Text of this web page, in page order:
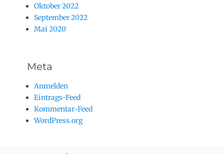
Oktober 2022
September 2022
Mai 2020
Meta
Anmelden
Eintrags-Feed
Kommentar-Feed
WordPress.org